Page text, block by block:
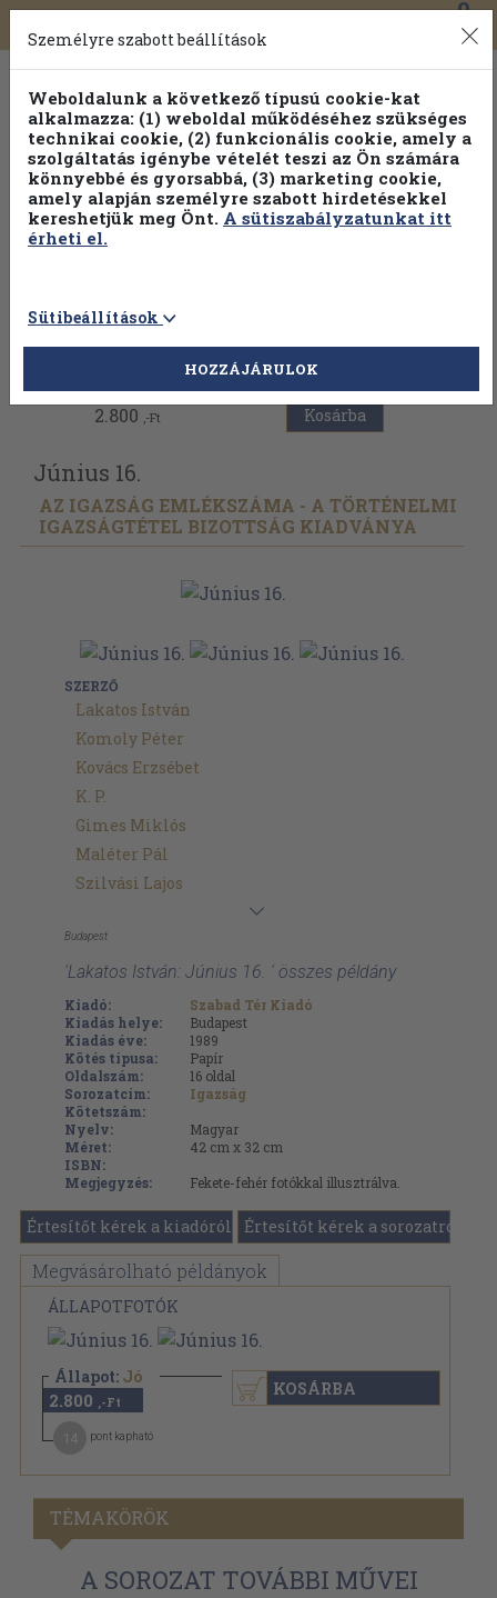
Toggle
navigation
0
Válogasson több mint 30 000 kötet közül
Hobbi témakörökben20% kedvezménnyel!
Vissza az előző oldalra
2.800 ,-Ft Kosárba
Június 16.
AZ IGAZSÁG EMLÉKSZÁMA - A TÖRTÉNELMI
IGAZSÁGTÉTEL BIZOTTSÁG KIADVÁNYA
SZERZŐ
Lakatos István
Komoly Péter
Kovács Erzsébet
K. P.
Gimes Miklós
Maléter Pál
Szilvási Lajos
Budapest
'Lakatos István: Június 16. ' összes példány
Kiadó:
Szabad Tér Kiadó
Kiadás helye:
Budapest
Kiadás éve:
1989
Kötés típusa:
Papír
Oldalszám:
16 oldal
Sorozatcím:
Igazság
Kötetszám:
Nyelv:
Magyar
Méret:
42 cm x 32 cm
ISBN:
Megjegyzés:
Fekete-fehér fotókkal illusztrálva.
Értesítőt kérek a kiadóról Értesítőt kérek a sorozatról
Megvásárolható példányok
ÁLLAPOTFOTÓK
Állapot: Jó
2.800 ,-Ft
pont kapható
KOSÁRBA
TÉMAKÖRÖK
A SOROZAT TOVÁBBI MŰVEI
Személyre szabott beállítások
Weboldalunk a következő típusú cookie-kat
alkalmazza: (1) weboldal működéséhez szükséges
technikai cookie, (2) funkcionális cookie, amely a
szolgáltatás igénybe vételét teszi az Ön számára
könnyebbé és gyorsabbá, (3) marketing cookie,
amely alapján személyre szabott hirdetésekkel
kereshetjük meg Önt. A sütiszabályzatunkat itt
érheti el.
Sütibeállítások
HOZZÁJÁRULOK